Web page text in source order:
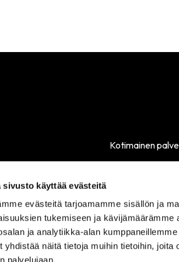
sivusto käyttää evästeitä
evästeitä tarjoamamme sisällön ja
tukemiseen ja
ja analytiikka-alan
yhdistää näitä tietoja muihin tietoihin,
palvelujaan.
Kotimainen
ASIAKASPALVELU
050 555
0330
MYYMÄLÄMME
AVOINNA
TI-PE 11-17